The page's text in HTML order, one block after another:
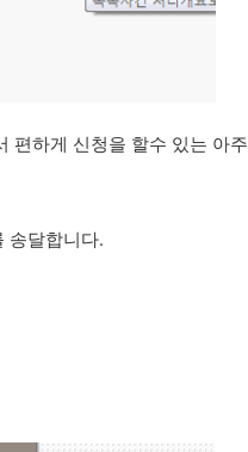
편하게 신청을 할수 있는 아주
송달합니다.